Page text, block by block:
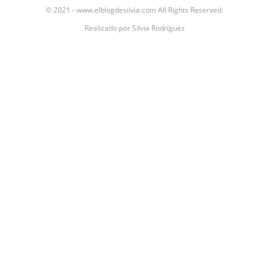
© 2021 - www.elblogdesilvia.com All Rights Reserved.
Realizado porSilvia Rodríguez